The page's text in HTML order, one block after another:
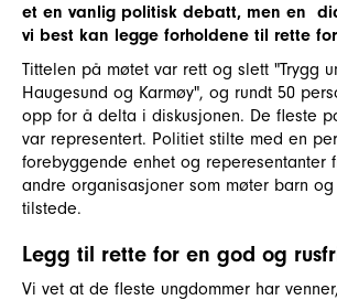
et en vanlig politisk debatt, men en
vi best kan legge forholdene til rette
Tittelen på møtet var rett og slett "Trygg
Haugesund og Karmøy", og rundt 50
opp for å delta i diskusjonen. De fleste
var representert. Politiet stilte med en
forebyggende enhet og reperesentanter
andre organisasjoner som møter barn
tilstede.
Legg til rette for en god og
Vi vet at de fleste ungdommer har